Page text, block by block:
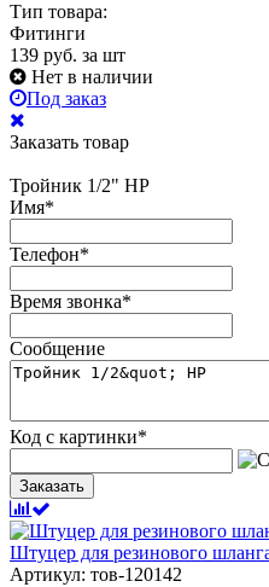
Тип товара:
Фитинги
139 руб. за шт
Нет в наличии
Под заказ
Заказать товар
Тройник 1/2" НР
Имя*
Телефон*
Время звонка*
Сообщение
Код с картинки*
Заказать
Штуцер для резинового
Артикул: тов-120142